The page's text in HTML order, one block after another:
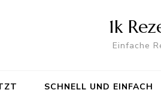
1k
Einfache
SCHNELL UND EINFACH